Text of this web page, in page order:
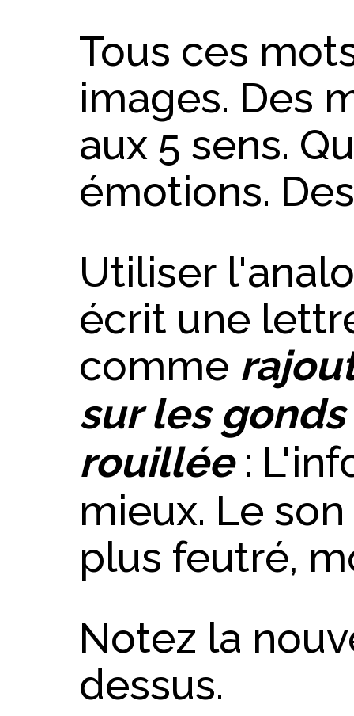
Tous ces
images. Des
aux 5 sens.
émotions.
Utiliser
écrit une
comme
sur les
rouillée:
mieux. Le
plus feutré,
Notez la
dessus.